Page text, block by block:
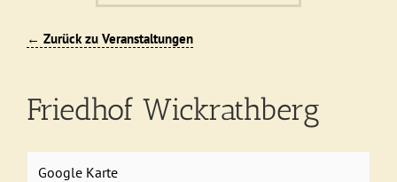
← Zurück zu Veranstaltungen
Friedhof Wickrathberg
Google Karte